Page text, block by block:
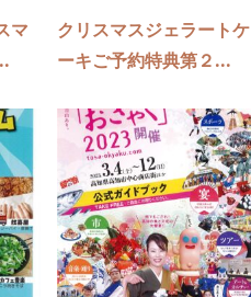
マ
クリスマスジェラートケ
ーキご予約特典第２...